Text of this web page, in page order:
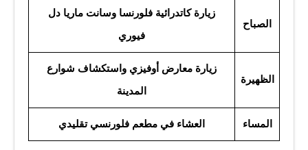
زيارة كاتدرائية فلورنسا وسانت ماريا دل
فيوري
الصباح
زيارة معارض أوفيزي واستكشاف شوارع
المدينة
الظهيرة
العشاء في مطعم فلورنسي تقليدي المساء